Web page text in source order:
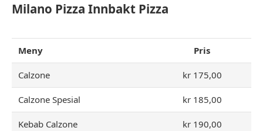
Milano Pizza Innbakt Pizza
Meny Pris
Calzone kr 175,00
Calzone Spesial kr 185,00
Kebab Calzone kr 190,00